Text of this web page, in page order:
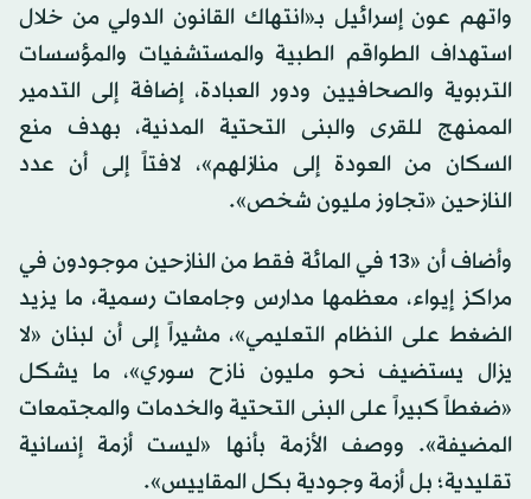
واتهم عون إسرائيل بـ«انتهاك القانون الدولي من خلال
استهداف الطواقم الطبية والمستشفيات والمؤسسات
التربوية والصحافيين ودور العبادة، إضافة إلى التدمير
الممنهج للقرى والبنى التحتية المدنية، بهدف منع
السكان من العودة إلى منازلهم»، لافتاً إلى أن عدد
النازحين «تجاوز مليون شخص».
وأضاف أن «13 في المائة فقط من النازحين موجودون في
مراكز إيواء، معظمها مدارس وجامعات رسمية، ما يزيد
الضغط على النظام التعليمي»، مشيراً إلى أن لبنان «لا
يزال يستضيف نحو مليون نازح سوري»، ما يشكل
«ضغطاً كبيراً على البنى التحتية والخدمات والمجتمعات
المضيفة». ووصف الأزمة بأنها «ليست أزمة إنسانية
تقليدية؛ بل أزمة وجودية بكل المقاييس».